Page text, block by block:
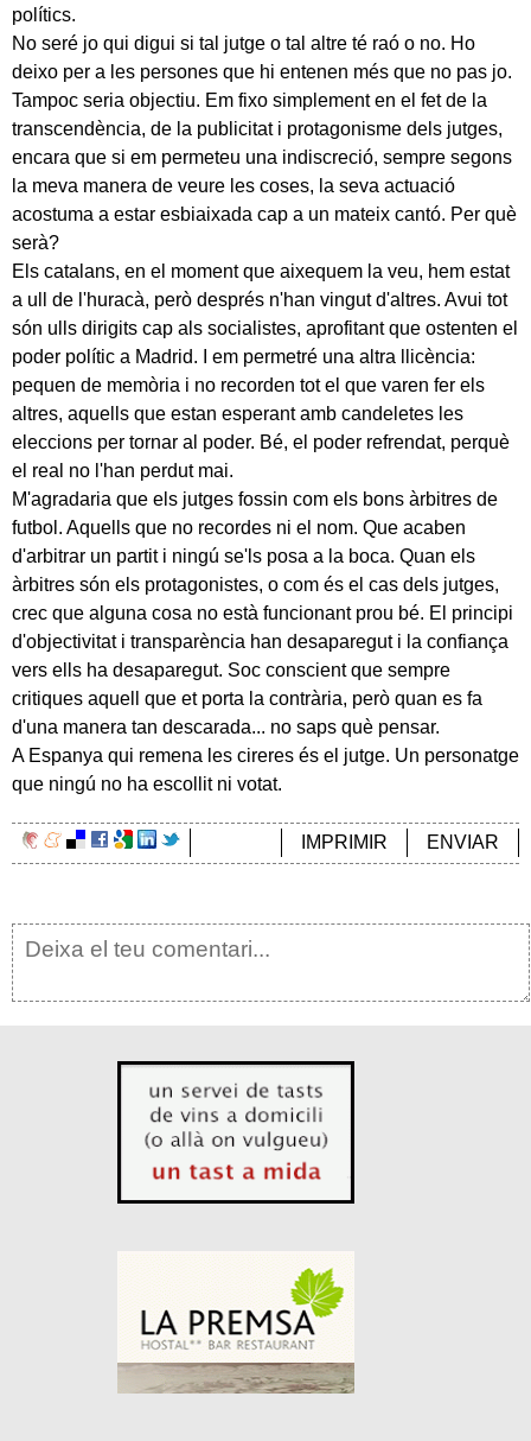
polítics.
No seré jo qui digui si tal jutge o tal altre té raó o no. Ho
deixo per a les persones que hi entenen més que no pas jo.
Tampoc seria objectiu. Em fixo simplement en el fet de la
transcendència, de la publicitat i protagonisme dels jutges,
encara que si em permeteu una indiscreció, sempre segons
la meva manera de veure les coses, la seva actuació
acostuma a estar esbiaixada cap a un mateix cantó. Per què
serà?
Els catalans, en el moment que aixequem la veu, hem estat
a ull de l'huracà, però després n'han vingut d'altres. Avui tot
són ulls dirigits cap als socialistes, aprofitant que ostenten el
poder polític a Madrid. I em permetré una altra llicència:
pequen de memòria i no recorden tot el que varen fer els
altres, aquells que estan esperant amb candeletes les
eleccions per tornar al poder. Bé, el poder refrendat, perquè
el real no l'han perdut mai.
M'agradaria que els jutges fossin com els bons àrbitres de
futbol. Aquells que no recordes ni el nom. Que acaben
d'arbitrar un partit i ningú se'ls posa a la boca. Quan els
àrbitres són els protagonistes, o com és el cas dels jutges,
crec que alguna cosa no està funcionant prou bé. El principi
d'objectivitat i transparència han desaparegut i la confiança
vers ells ha desaparegut. Soc conscient que sempre
critiques aquell que et porta la contrària, però quan es fa
d'una manera tan descarada... no saps què pensar.
A Espanya qui remena les cireres és el jutge. Un personatge
que ningú no ha escollit ni votat.
ENVIAR
IMPRIMIR